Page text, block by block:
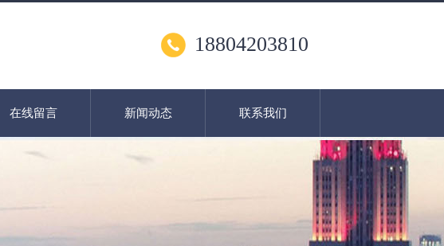
18804203810
在线留言 新闻动态 联系我们